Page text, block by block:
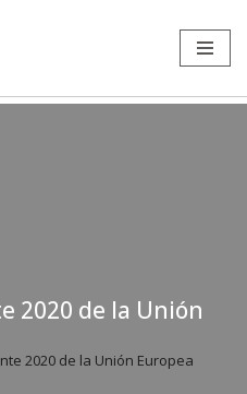
2020 de la Unión
2020 de la Unión Europea